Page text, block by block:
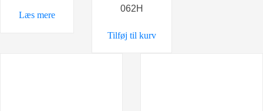
Læs mere
062H
Tilføj til kurv